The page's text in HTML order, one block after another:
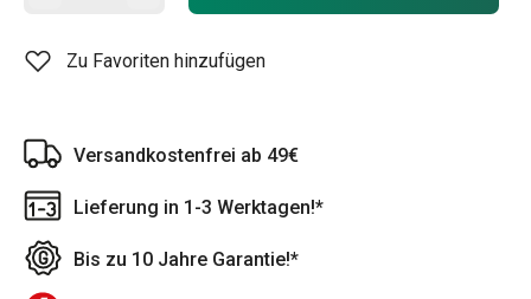
Zu Favoriten hinzufügen
Versandkostenfrei ab 49€
Lieferung in 1-3 Werktagen!*
Bis zu 10 Jahre Garantie!*